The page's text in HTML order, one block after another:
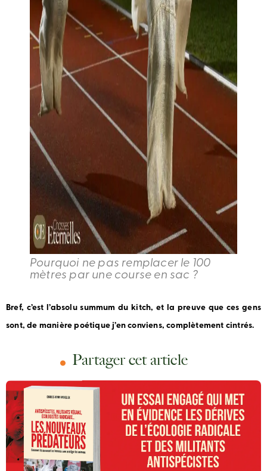
Pourquoi ne pas remplacer le 100
mètres par une course en sac ?
Bref, c’est l’absolu summum du kitch, et la preuve que ces gens
sont, de manière poétique j’en conviens, complètement cintrés.
Partager cet article